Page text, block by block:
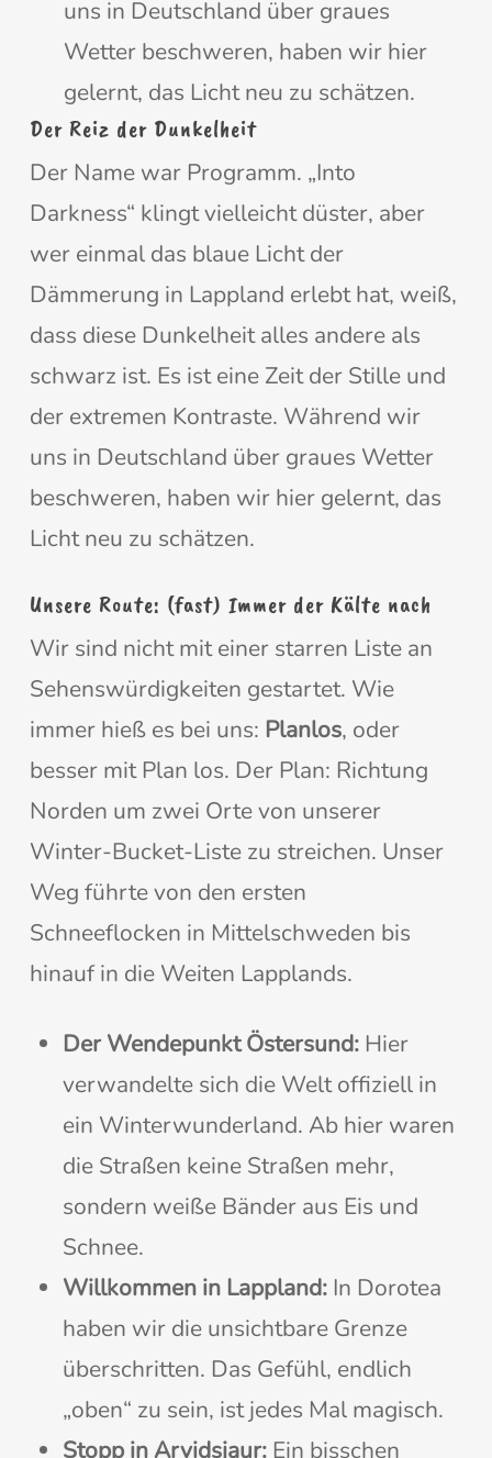
uns in Deutschland über graues
Wetter beschweren, haben wir hier
gelernt, das Licht neu zu schätzen.
Der Reiz der Dunkelheit
Der Name war Programm. „Into
Darkness“ klingt vielleicht düster, aber
wer einmal das blaue Licht der
Dämmerung in Lappland erlebt hat, weiß,
dass diese Dunkelheit alles andere als
schwarz ist. Es ist eine Zeit der Stille und
der extremen Kontraste. Während wir
uns in Deutschland über graues Wetter
beschweren, haben wir hier gelernt, das
Licht neu zu schätzen.
Unsere Route: (fast) Immer der Kälte nach
Wir sind nicht mit einer starren Liste an
Sehenswürdigkeiten gestartet. Wie
immer hieß es bei uns: Planlos, oder
besser mit Plan los. Der Plan: Richtung
Norden um zwei Orte von unserer
Winter-Bucket-Liste zu streichen. Unser
Weg führte von den ersten
Schneeflocken in Mittelschweden bis
hinauf in die Weiten Lapplands.
Der Wendepunkt Östersund:Hier
verwandelte sich die Welt offiziell in
ein Winterwunderland. Ab hier waren
die Straßen keine Straßen mehr,
sondern weiße Bänder aus Eis und
Schnee.
Willkommen in Lappland:In Dorotea
haben wir die unsichtbare Grenze
überschritten. Das Gefühl, endlich
„oben“ zu sein, ist jedes Mal magisch.
Stopp in Arvidsjaur:Ein bisschen